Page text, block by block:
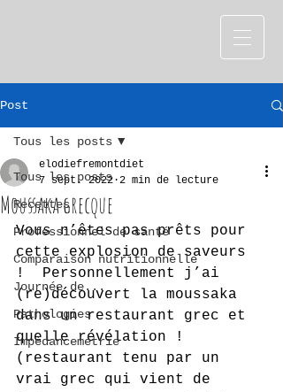
Post
Tous les posts
Recettes
Professionnel de santé
Comparaison nutritionnelle
Journée de...
Pathologies
Impédancemétrie
Tous les posts
Moussaka grecque
elodiefremontdiet
7 sept. 2022 2 min de lecture
Vous n’êtes pas prêts pour
cette explosion de saveurs
!  Personnellement j’ai
(re)découvert la moussaka
dans un restaurant grec et
quelle révélation !
(restaurant tenu par un
vrai grec qui vient de